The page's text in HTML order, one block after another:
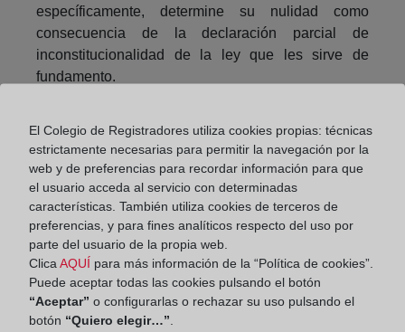
específicamente, determine su nulidad como
consecuencia de la declaración parcial de
inconstitucionalidad de la ley que les sirve de
fundamento.
Compartir:
Beatriz Corredor y Sergio Nasarre dialogan sobre
la crisis de la vivienda. Por Diego Vigil
El Colegio de Registradores utiliza cookies propias: técnicas
estrictamente necesarias para permitir la navegación por la
web y de preferencias para recordar información para que
el usuario acceda al servicio con determinadas
características. También utiliza cookies de terceros de
preferencias, y para fines analíticos respecto del uso por
parte del usuario de la propia web.
Clica AQUÍ para más información de la “Política de cookies”.
Puede aceptar todas las cookies pulsando el botón
“Aceptar” o configurarlas o rechazar su uso pulsando el
botón “Quiero elegir…”